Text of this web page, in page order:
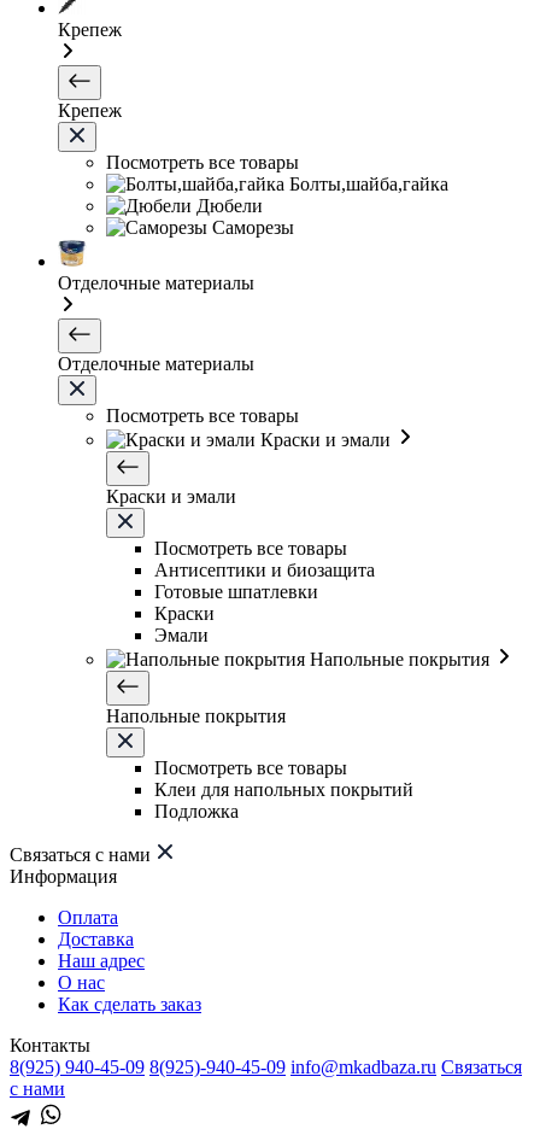
Крепеж
Крепеж
Посмотреть все товары
Болты,шайба,гайка
Дюбели
Саморезы
Отделочные материалы
Отделочные материалы
Посмотреть все товары
Краски и эмали
Краски и эмали
Посмотреть все товары
Антисептики и биозащита
Готовые шпатлевки
Краски
Эмали
Напольные покрытия
Напольные покрытия
Посмотреть все товары
Клеи для напольных покрытий
Подложка
Связаться с нами
Информация
Оплата
Доставка
Наш адрес
О нас
Как сделать заказ
Контакты
8(925) 940-45-09 8(925)-940-45-09 info@mkadbaza.ru Связаться
с нами